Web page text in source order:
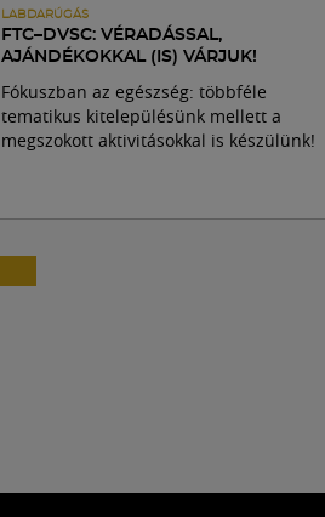
LABDARÚGÁS
FTC–DVSC: VÉRADÁSSAL,
AJÁNDÉKOKKAL (IS) VÁRJUK!
Fókuszban az egészség: többféle
tematikus kitelepülésünk mellett a
megszokott aktivitásokkal is készülünk!